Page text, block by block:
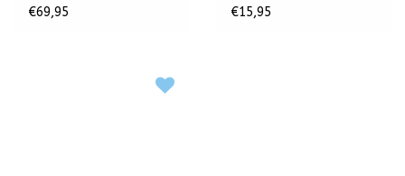
REFLEX
€69,95
€15,95